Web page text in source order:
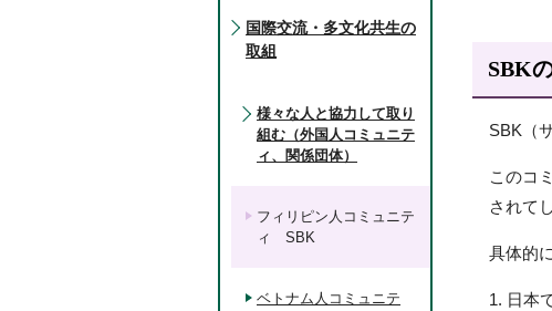
SBK
SBK（
このコ
されて
具体的
1. 日本
国際交流・多文化共生の
取組
様々な人と協力して取り
組む（外国人コミュニテ
ィ、関係団体）
フィリピン人コミュニテ
ィ SBK
ベトナム人コミュニテ